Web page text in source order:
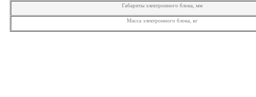
Габариты электронного блока, мм
Масса электронного блока, кг